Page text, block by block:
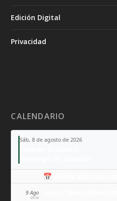
Edición Digital
Privacidad
CALENDARIO
Sáb, 8 de agosto de 2026
📅 Añade todo a tu
9 Ago
DOM